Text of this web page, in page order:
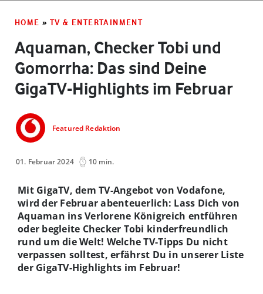
HOME » TV & ENTERTAINMENT
Aquaman, Checker Tobi und
Gomorrha: Das sind Deine
GigaTV-Highlights im Februar
Featured Redaktion
01. Februar 2024 10 min.
Mit GigaTV, dem TV-Angebot von Vodafone,
wird der Februar abenteuerlich: Lass Dich von
Aquaman ins Verlorene Königreich entführen
oder begleite Checker Tobi kinderfreundlich
rund um die Welt! Welche TV-Tipps Du nicht
verpassen solltest, erfährst Du in unserer Liste
der GigaTV-Highlights im Februar!